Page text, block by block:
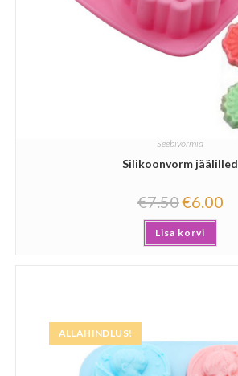
Seebivormid
Silikoonvorm jäälilled
€7.50€6.00
Lisa korvi
ALLAHINDLUS!